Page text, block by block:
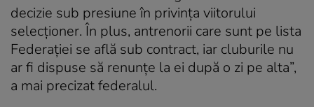
decizie sub presiune în privința viitorului
selecționer. În plus, antrenorii care sunt pe lista
Federației se află sub contract, iar cluburile nu
ar fi dispuse să renunțe la ei după o zi pe alta”,
a mai precizat federalul.